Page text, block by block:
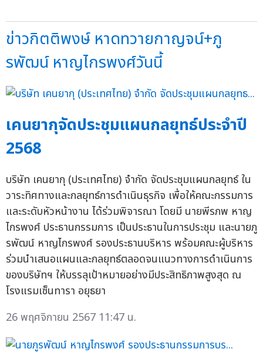
ข่าวกิตติพงษ์ หาดทวายกาญจน์+ภู
รพัฒน์ หาญไกรพงศ์วันนี้
เคนยากุจัดประชุมแผนกลยุทธ์ประจำปี
2568
บริษัท เคนยากุ (ประเทศไทย) จำกัด จัดประชุมแผนกลยุทธ์ ใน
วาระทิศทางและกลยุทธ์การดำเนินธุรกิจ เพื่อให้คณะกรรมการ
และระดับหัวหน้างาน ได้ร่วมพิจารณา โดยมี นายพีรภพ หาญ
ไกรพงศ์ ประธานกรรมการ เป็นประธานในการประชุม และนายภู
รพัฒน์ หาญไกรพงศ์ รองประธานบริหาร พร้อมคณะผู้บริหาร
ร่วมนำเสนอแผนและกลยุทธ์ตลอดจนแนวทางการดำเนินการ
ของบริษัทฯ ให้บรรลุเป้าหมายอย่างมีประสิทธิภาพสูงสุด ณ
โรงแรมเซ็นทารา อยุธยา
26 พฤศจิกายน 2567 11:47 น.